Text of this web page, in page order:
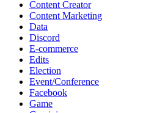
Content Creator
Content Marketing
Data
Discord
E-commerce
Edits
Election
Event/Conference
Facebook
Game